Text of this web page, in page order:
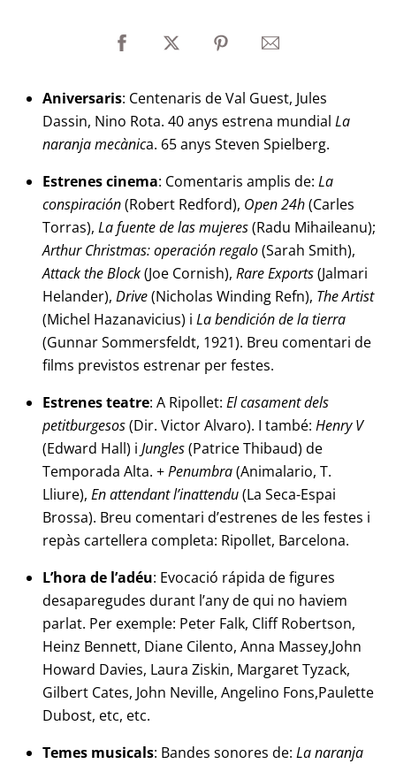
Aniversaris: Centenaris de Val Guest, Jules
Dassin, Nino Rota. 40 anys estrena mundial La
naranja mecànica. 65 anys Steven Spielberg.
Estrenes cinema: Comentaris amplis de: La
conspiración(Robert Redford), Open 24h(Carles
Torras), La fuente de las mujeres(Radu Mihaileanu);
Arthur Christmas: operación regalo(Sarah Smith),
Attack the Block(Joe Cornish), Rare Exports(Jalmari
Helander), Drive(Nicholas Winding Refn), The Artist
(Michel Hazanavicius) i La bendición de la tierra
(Gunnar Sommersfeldt, 1921). Breu comentari de
films previstos estrenar per festes.
Estrenes teatre: A Ripollet: El casament dels
petitburgesos(Dir. Victor Alvaro). I també: Henry V
(Edward Hall) i Jungles(Patrice Thibaud) de
Temporada Alta. +Penumbra(Animalario, T.
Lliure), En attendant l’inattendu(La Seca-Espai
Brossa). Breu comentari d’estrenes de les festes i
repàs cartellera completa: Ripollet, Barcelona.
L’hora de l’adéu: Evocació rápida de figures
desaparegudes durant l’any de qui no haviem
parlat. Per exemple: Peter Falk, Cliff Robertson,
Heinz Bennett, Diane Cilento, Anna Massey,John
Howard Davies, Laura Ziskin, Margaret Tyzack,
Gilbert Cates, John Neville, Angelino Fons,Paulette
Dubost, etc, etc.
Temes musicals: Bandes sonores de: La naranja